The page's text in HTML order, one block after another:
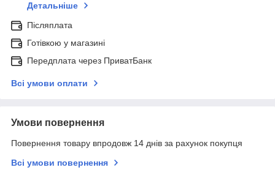
Детальніше
Післяплата
Готівкою у магазині
Передплата через ПриватБанк
Всі умови оплати
Умови повернення
Повернення товару впродовж 14 днів за рахунок покупця
Всі умови повернення